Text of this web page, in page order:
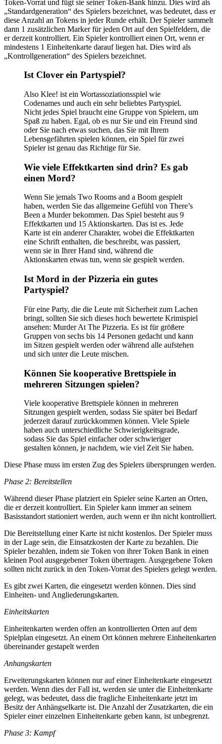
Token-Vorrat und fügt sie seiner Token-Bank hinzu. Dies wird als
„Standardgeneration“ des Spielers bezeichnet, was bedeutet, dass er
diese Anzahl an Tokens in jeder Runde erhält. Der Spieler sammelt
dann 1 zusätzlichen Marker für jeden Ort auf den Spielfeldern, die
er derzeit kontrolliert. Ein Spieler kontrolliert einen Ort, wenn er
mindestens 1 Einheitenkarte darauf liegen hat. Dies wird als
„Kontrollgeneration“ des Spielers bezeichnet.
Ist Clover ein Partyspiel?
Also Klee! ist ein Wortassoziationsspiel wie
Codenames und auch ein sehr beliebtes Partyspiel.
Nicht jedes Spiel braucht eine Gruppe von Spielern, um
Spaß zu haben. Egal, ob es nur Sie und ein Freund sind
oder Sie nach etwas suchen, das Sie mit Ihrem
Lebensgefährten spielen können, ein Spiel für zwei
Spieler ist genau das Richtige für Sie.
Wie viele Effektkarten sind drin? Es gab
einen Mord?
Wenn Sie jemals Two Rooms and a Boom gespielt
haben, werden Sie das allgemeine Gefühl von There’s
Been a Murder bekommen. Das Spiel besteht aus 9
Effektkarten und 15 Aktionskarten. Das ist es. Jede
Karte ist ein anderer Charakter, wobei die Effektkarten
eine Schrift enthalten, die beschreibt, was passiert,
wenn sie in Ihrer Hand sind, während die
Aktionskarten etwas tun, wenn sie gespielt werden.
Ist Mord in der Pizzeria ein gutes
Partyspiel?
Für eine Party, die die Leute mit Sicherheit zum Lachen
bringt, sollten Sie sich dieses hoch bewertete Krimispiel
ansehen: Murder At The Pizzeria. Es ist für größere
Gruppen von sechs bis 14 Personen gedacht und kann
im Sitzen gespielt werden oder während alle aufstehen
und sich unter die Leute mischen.
Können Sie kooperative Brettspiele in
mehreren Sitzungen spielen?
Viele kooperative Brettspiele können in mehreren
Sitzungen gespielt werden, sodass Sie später bei Bedarf
jederzeit darauf zurückkommen können. Viele Spiele
haben auch unterschiedliche Schwierigkeitsgrade,
sodass Sie das Spiel einfacher oder schwieriger
gestalten können, je nachdem, wie viel Zeit Sie haben.
Diese Phase muss im ersten Zug des Spielers übersprungen werden.
Phase 2: Bereitstellen
Während dieser Phase platziert ein Spieler seine Karten an Orten,
die er derzeit kontrolliert. Ein Spieler kann immer an seinem
Basisstandort stationiert werden, auch wenn er ihn nicht kontrolliert.
Die Bereitstellung einer Karte ist nicht kostenlos. Der Spieler muss
in der Lage sein, die Einsatzkosten der Karte zu bezahlen. Die
Spieler bezahlen, indem sie Token von ihrer Token Bank in einen
kleinen Pool ausgegebener Token übertragen. Ausgegebene Token
sollten nicht zurück in den Token-Vorrat des Spielers gelegt werden.
Es gibt zwei Karten, die eingesetzt werden können. Dies sind
Einheiten- und Angliederungskarten.
Einheitskarten
Einheitenkarten werden offen an kontrollierten Orten auf dem
Spielplan eingesetzt. An einem Ort können mehrere Einheitenkarten
übereinander gestapelt werden
Anhangskarten
Erweiterungskarten können nur auf einer Einheitenkarte eingesetzt
werden. Wenn dies der Fall ist, werden sie unter die Einheitenkarte
gelegt, was bedeutet, dass die fragliche Einheitenkarte jetzt im
Besitz der Anhängselkarte ist. Die Anzahl der Zusatzkarten, die ein
Spieler einer einzelnen Einheitenkarte geben kann, ist unbegrenzt.
Phase 3: Kampf